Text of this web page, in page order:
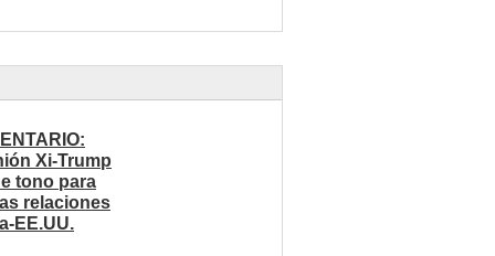
Xi-Trump
tono para
relaciones
EE.UU.